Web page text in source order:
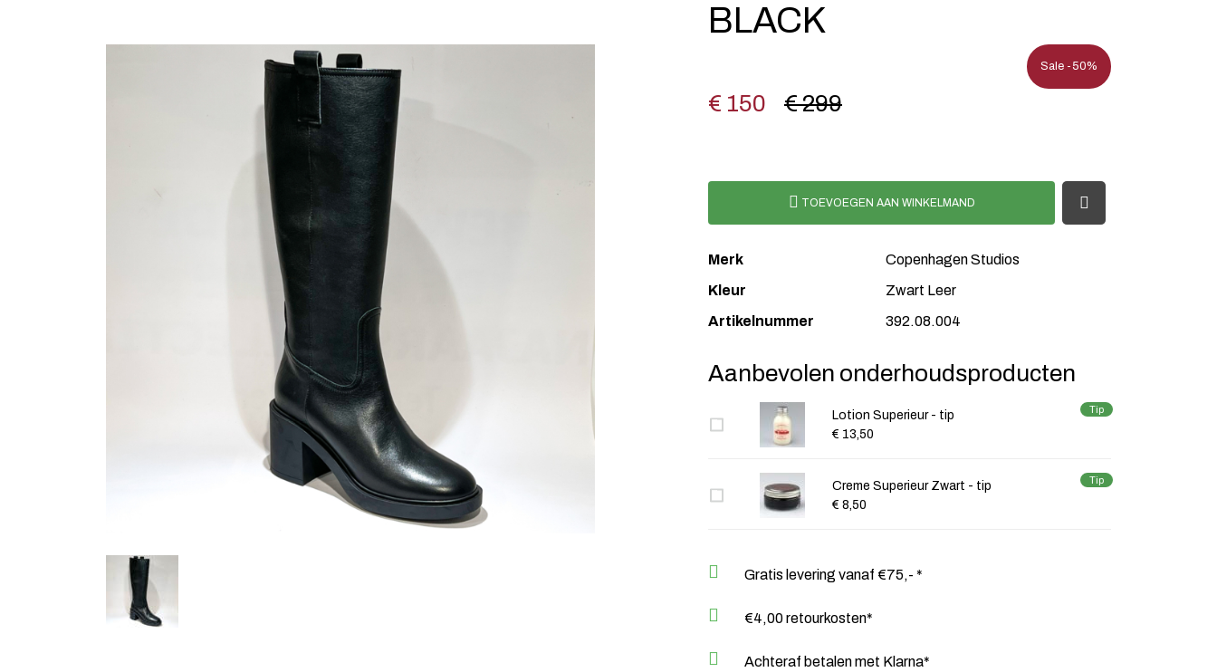
BLACK
Sale -50%
€ 299
€ 150
TOEVOEGEN AAN WINKELMAND
Merk
Copenhagen Studios
Kleur
Zwart Leer
Artikelnummer
392.08.004
Aanbevolen onderhoudsproducten
Tip
Lotion Superieur - tip
€ 13,50
Tip
Creme Superieur Zwart - tip
€ 8,50
Gratis levering vanaf €75,- *
€4,00 retourkosten*
Achteraf betalen met Klarna*